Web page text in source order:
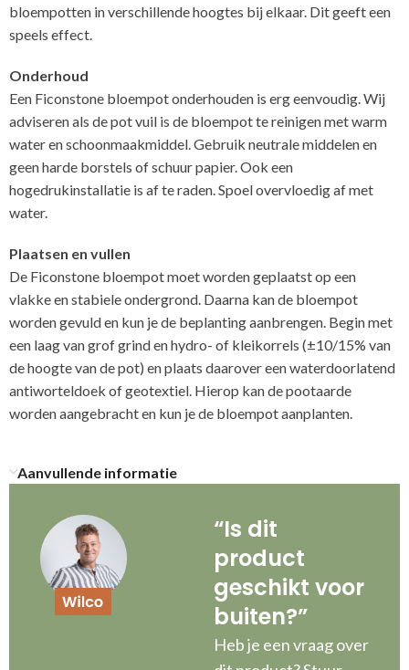
bloempotten in verschillende hoogtes bij elkaar. Dit geeft een
speels effect.
Onderhoud
Een Ficonstone bloempot onderhouden is erg eenvoudig. Wij
adviseren als de pot vuil is de bloempot te reinigen met warm
water en schoonmaakmiddel. Gebruik neutrale middelen en
geen harde borstels of schuur papier. Ook een
hogedrukinstallatie is af te raden. Spoel overvloedig af met
water.
Plaatsen en vullen
De Ficonstone bloempot moet worden geplaatst op een
vlakke en stabiele ondergrond. Daarna kan de bloempot
worden gevuld en kun je de beplanting aanbrengen. Begin met
een laag van grof grind en hydro- of kleikorrels (±10/15% van
de hoogte van de pot) en plaats daarover een waterdoorlatend
antiworteldoek of geotextiel. Hierop kan de pootaarde
worden aangebracht en kun je de bloempot aanplanten.
Aanvullende informatie
“Is dit
product
geschikt voor
buiten?”
Heb je een vraag over